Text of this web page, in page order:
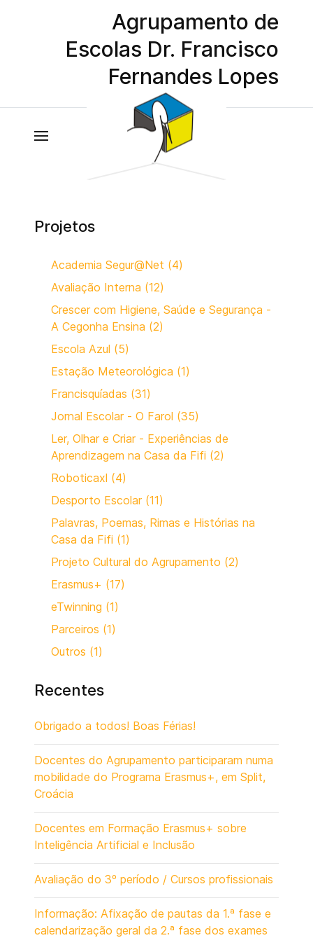
Agrupamento de
Escolas Dr. Francisco
Fernandes Lopes
Projetos
Academia Segur@Net (4)
Avaliação Interna (12)
Crescer com Higiene, Saúde e Segurança -
A Cegonha Ensina (2)
Escola Azul (5)
Estação Meteorológica (1)
Francisquíadas (31)
Jornal Escolar - O Farol (35)
Ler, Olhar e Criar - Experiências de
Aprendizagem na Casa da Fifi (2)
Roboticaxl (4)
Desporto Escolar (11)
Palavras, Poemas, Rimas e Histórias na
Casa da Fifi (1)
Projeto Cultural do Agrupamento (2)
Erasmus+ (17)
eTwinning (1)
Parceiros (1)
Outros (1)
Recentes
Obrigado a todos! Boas Férias!
Docentes do Agrupamento participaram numa
mobilidade do Programa Erasmus+, em Split,
Croácia
Docentes em Formação Erasmus+ sobre
Inteligência Artificial e Inclusão
Avaliação do 3º período / Cursos profissionais
Informação: Afixação de pautas da 1.ª fase e
calendarização geral da 2.ª fase dos exames